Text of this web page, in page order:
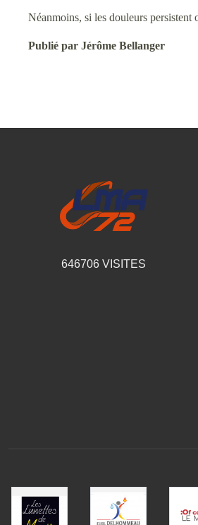
Néanmoins, si les douleurs persistent
Publié par Jérôme Bellanger
646706 VISITES